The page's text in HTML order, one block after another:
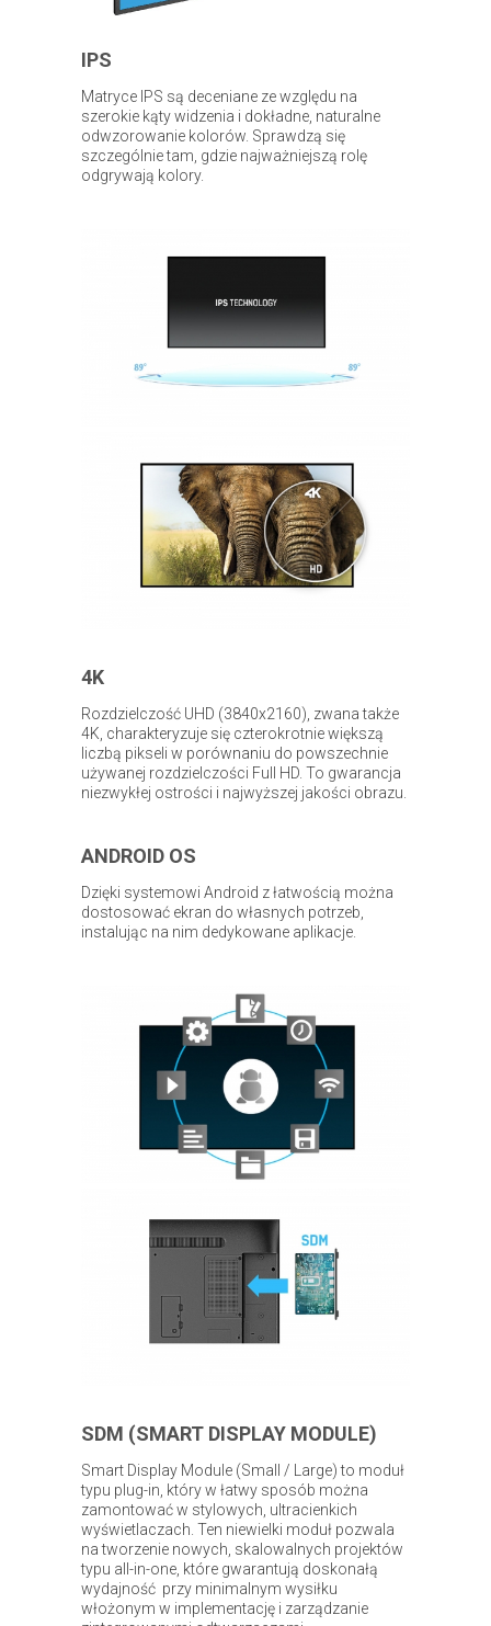
IPS
Matryce IPS są deceniane ze względu na
szerokie kąty widzenia i dokładne, naturalne
odwzorowanie kolorów. Sprawdzą się
szczególnie tam, gdzie najważniejszą rolę
odgrywają kolory.
4K
Rozdzielczość UHD (3840x2160), zwana także
4K, charakteryzuje się czterokrotnie większą
liczbą pikseli w porównaniu do powszechnie
używanej rozdzielczości Full HD. To gwarancja
niezwykłej ostrości i najwyższej jakości obrazu.
ANDROID OS
Dzięki systemowi Android z łatwością można
dostosować ekran do własnych potrzeb,
instalując na nim dedykowane aplikacje.
SDM (SMART DISPLAY MODULE)
Smart Display Module (Small / Large) to moduł
typu plug-in, który w łatwy sposób można
zamontować w stylowych, ultracienkich
wyświetlaczach. Ten niewielki moduł pozwala
na tworzenie nowych, skalowalnych projektów
typu all-in-one, które gwarantują doskonałą
wydajność przy minimalnym wysiłku
włożonym w implementację i zarządzanie